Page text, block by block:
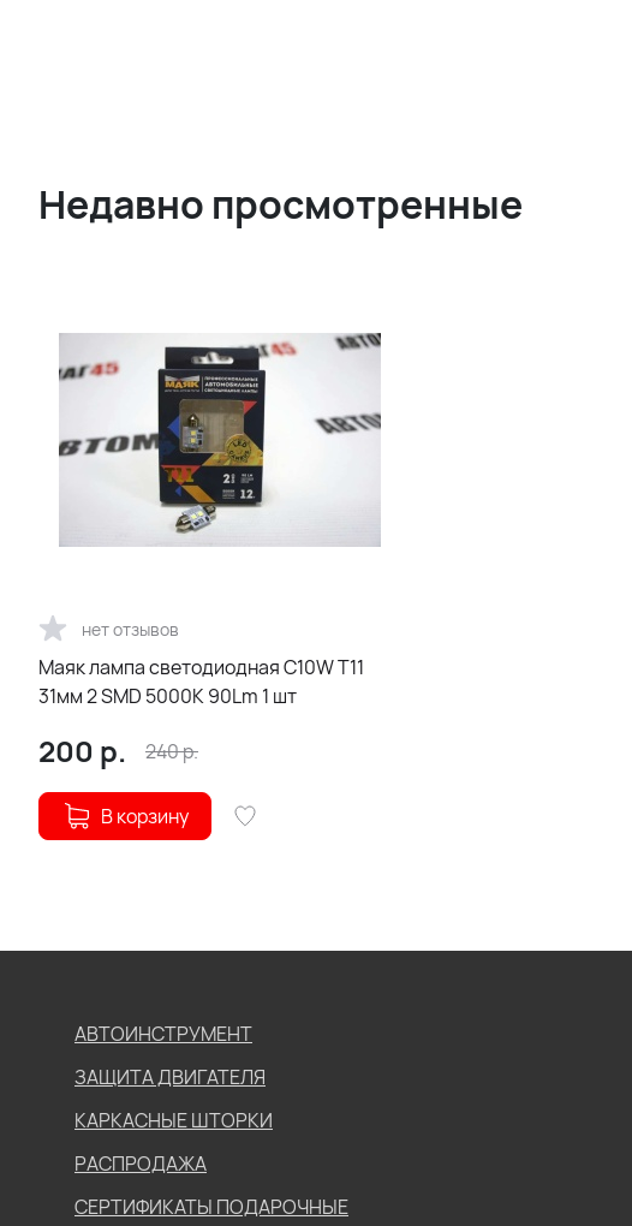
Недавно просмотренные
нет отзывов
Маяк лампа светодиодная С10W T11
31мм 2 SMD 5000K 90Lm 1 шт
200 р. 240р.
В корзину
АВТОИНСТРУМЕНТ
ЗАЩИТА ДВИГАТЕЛЯ
КАРКАСНЫЕ ШТОРКИ
РАСПРОДАЖА
СЕРТИФИКАТЫ ПОДАРОЧНЫЕ